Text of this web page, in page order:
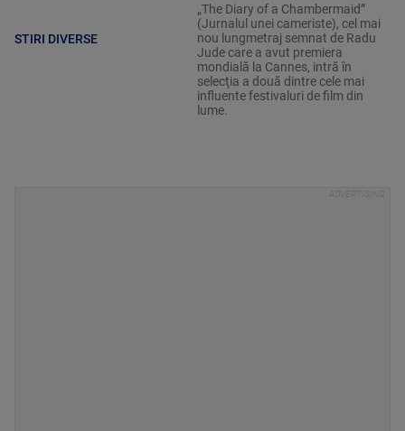
STIRI DIVERSE
„The Diary of a Chambermaid”
(Jurnalul unei cameriste), cel mai
nou lungmetraj semnat de Radu
Jude care a avut premiera
mondială la Cannes, intră în
selecţia a două dintre cele mai
influente festivaluri de film din
lume.